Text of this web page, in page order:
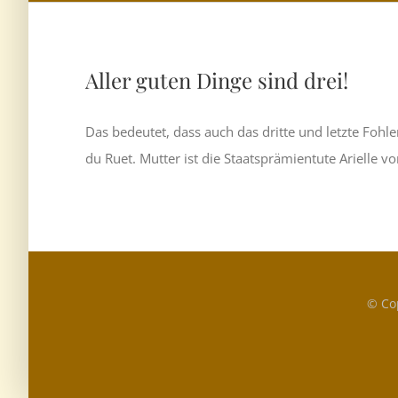
Aller guten Dinge sind drei!
Das bedeutet, dass auch das dritte und letzte
du Ruet. Mutter ist die Staatsprämientute Arielle
©